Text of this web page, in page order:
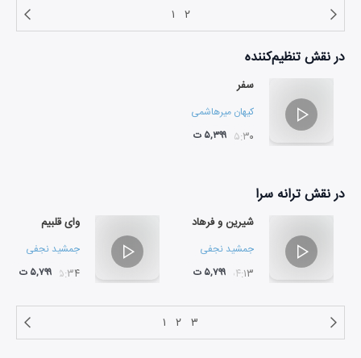
۱ ۲
در نقشتنظیم‌کننده
سفر
کیهان میرهاشمی
۰۵:۳۰ ۵,۳۹۹ ت
در نقشترانه سرا
شیرین و فرهاد
جمشید نجفی
۰۴:۱۳ ۵,۷۹۹ ت
وای قلبیم
جمشید نجفی
۰۵:۳۴ ۵,۷۹۹ ت
۱ ۲ ۳